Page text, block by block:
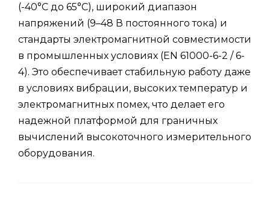
(-40°C до 65°C), широкий диапазон
напряжений (9–48 В постоянного тока) и
стандарты электромагнитной совместимости
в промышленных условиях (EN 61000-6-2 / 6-
4). Это обеспечивает стабильную работу даже
в условиях вибрации, высоких температур и
электромагнитных помех, что делает его
надежной платформой для граничных
вычислений высокоточного измерительного
оборудования.